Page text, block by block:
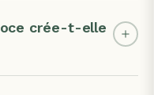
crée-t-elle